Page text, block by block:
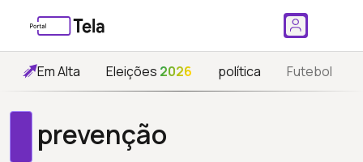
Em Alta Eleições 2026 política Futebol
prevenção